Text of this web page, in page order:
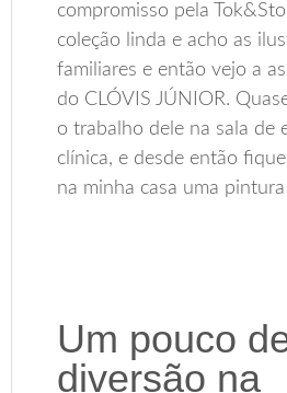
compromisso pela
coleção linda e acho as
familiares e então vejo a
do CLÓVIS JÚNIOR.
o trabalho dele na sala de
clínica, e desde então
na minha casa uma
Um pouco
diversão na